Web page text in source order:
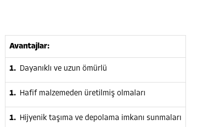
Avantajlar:
Dayanıklı ve uzun ömürlü
Hafif malzemeden üretilmiş olmaları
Hijyenik taşıma ve depolama imkanı sunmaları